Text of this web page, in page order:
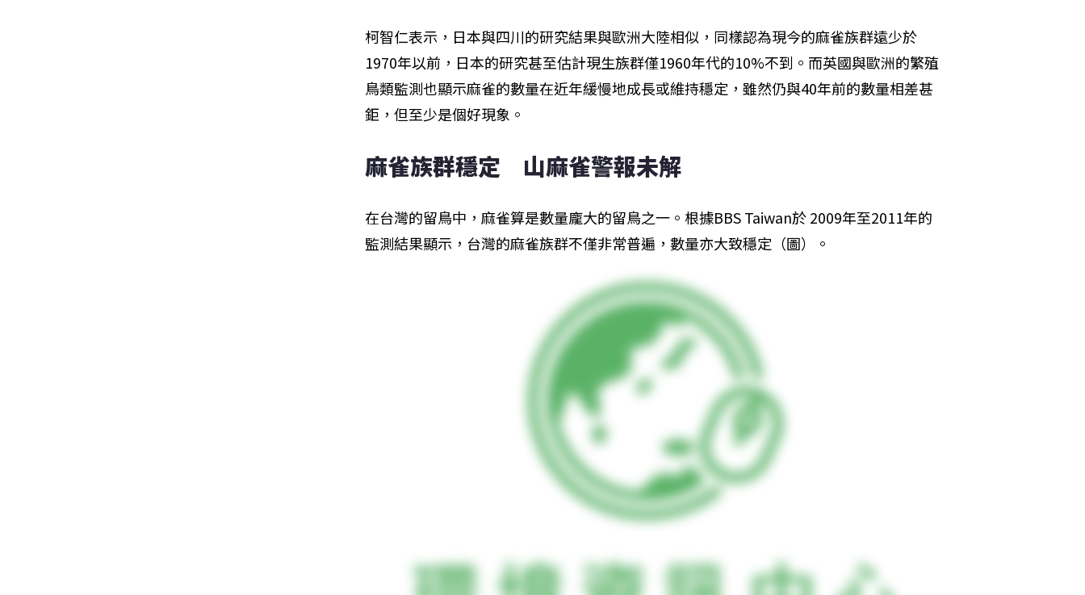
柯智仁表示，日本與四川的研究結果與歐洲大陸相似，同樣認為現今的麻雀族群遠少於
1970年以前，日本的研究甚至估計現生族群僅1960年代的10%不到。而英國與歐洲的繁殖
鳥類監測也顯示麻雀的數量在近年緩慢地成長或維持穩定，雖然仍與40年前的數量相差甚
鉅，但至少是個好現象。
麻雀族群穩定　山麻雀警報未解
在台灣的留鳥中，麻雀算是數量龐大的留鳥之一。根據BBS Taiwan於 2009年至2011年的
監測結果顯示，台灣的麻雀族群不僅非常普遍，數量亦大致穩定（圖）。